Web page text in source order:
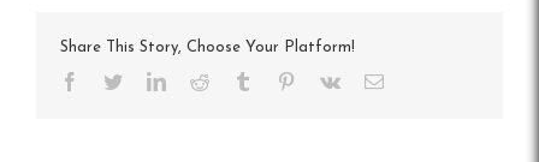
Share This Story, Choose Your Platform!
Facebook
TwitterLinkedInReddit Tumblr Pinterest
Vk Email